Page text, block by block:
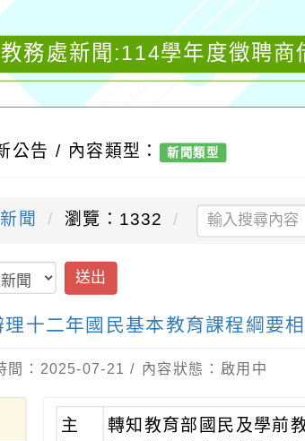
務處新聞:114學年度徵聘
公告 / 內容類型： 新聞類型
聞 瀏覽：1332
送出
十二年國民基本教育課程綱要
間：2025-07-21 / 內容狀態：啟用中
主 轉知教育部國民及學前